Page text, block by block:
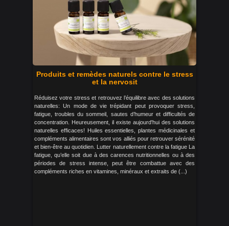
Produits et remèdes naturels contre le stress
et la nervosit
Réduisez votre stress et retrouvez l’équilibre avec des solutions
naturelles: Un mode de vie trépidant peut provoquer stress,
fatigue, troubles du sommeil, sautes d’humeur et difficultés de
concentration. Heureusement, il existe aujourd'hui des solutions
naturelles efficaces! Huiles essentielles, plantes médicinales et
compléments alimentaires sont vos alliés pour retrouver sérénité
et bien-être au quotidien. Lutter naturellement contre la fatigue La
fatigue, qu’elle soit due à des carences nutritionnelles ou à des
périodes de stress intense, peut être combattue avec des
compléments riches en vitamines, minéraux et extraits de (...)